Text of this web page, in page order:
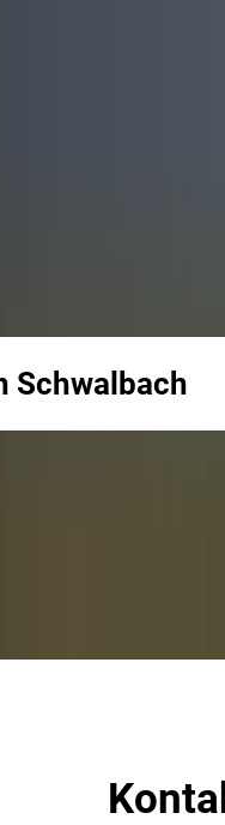
Schwalbach